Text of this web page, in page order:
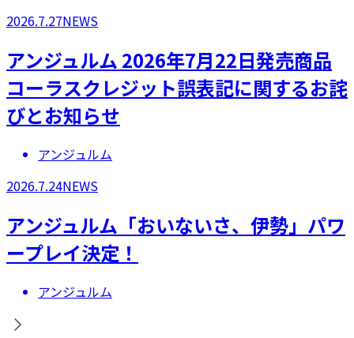
2026.7.27NEWS
アンジュルム 2026年7月22日発売商品
コーラスクレジット誤表記に関するお詫
びとお知らせ
アンジュルム
2026.7.24NEWS
アンジュルム「おいないさ、伊勢」パワ
ープレイ決定！
アンジュルム